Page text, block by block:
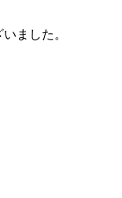
ました。